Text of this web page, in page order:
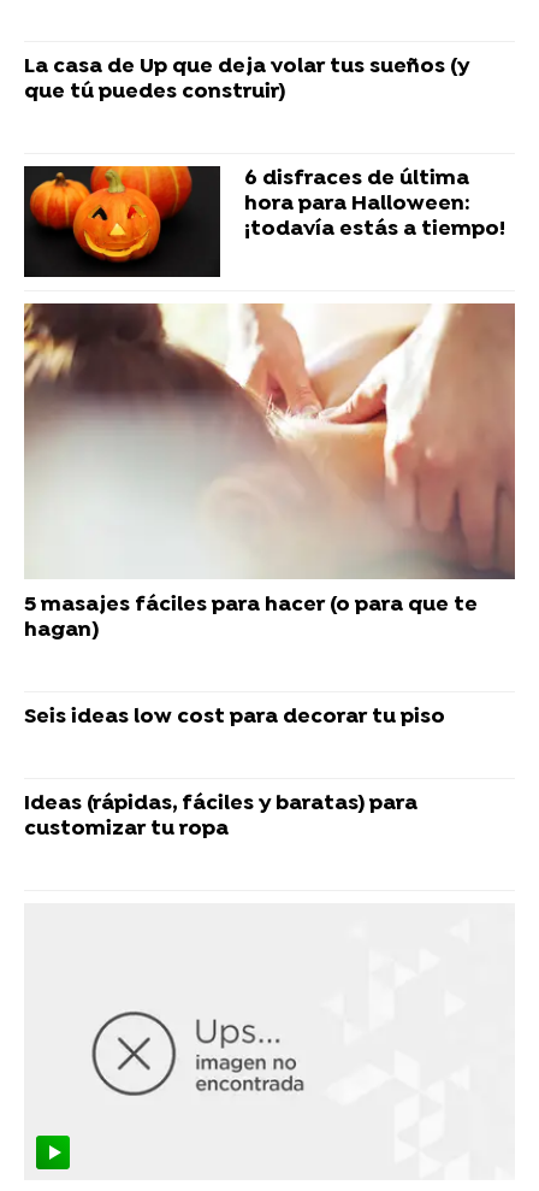
La casa de Up que deja volar tus sueños (y
que tú puedes construir)
6 disfraces de última
hora para Halloween:
¡todavía estás a tiempo!
5 masajes fáciles para hacer (o para que te
hagan)
Seis ideas low cost para decorar tu piso
Ideas (rápidas, fáciles y baratas) para
customizar tu ropa